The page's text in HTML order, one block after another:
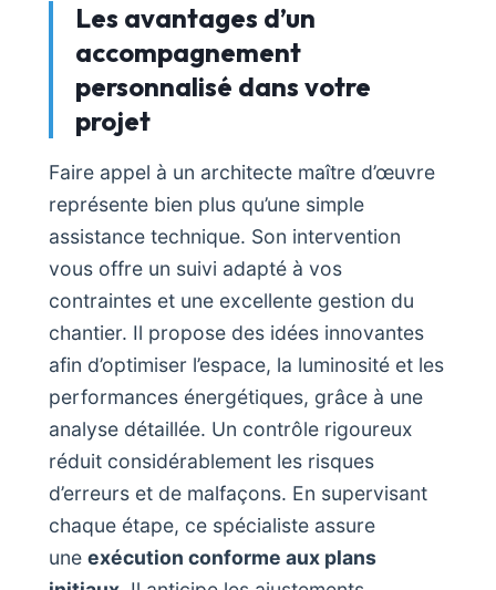
Les avantages d’un
accompagnement
personnalisé dans votre
projet
Faire appel à un architecte maître d’œuvre
représente bien plus qu’une simple
assistance technique. Son intervention
vous offre un suivi adapté à vos
contraintes et une excellente gestion du
chantier. Il propose des idées innovantes
afin d’optimiser l’espace, la luminosité et les
performances énergétiques, grâce à une
analyse détaillée. Un contrôle rigoureux
réduit considérablement les risques
d’erreurs et de malfaçons. En supervisant
chaque étape, ce spécialiste assure
une exécution conforme aux plans